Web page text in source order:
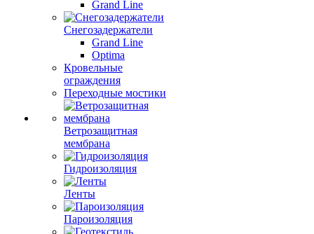
Grand Line
Снегозадержатели
Grand Line
Optima
Кровельные
ограждения
Переходные мостики
Ветрозащитная
мембрана
Гидроизоляция
Ленты
Пароизоляция